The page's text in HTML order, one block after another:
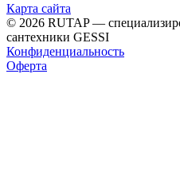
Карта сайта
© 2026 RUTAP —
сантехники GESSI
Конфиденциальность
Оферта